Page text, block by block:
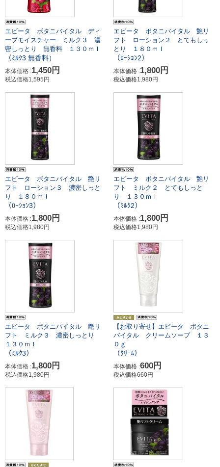
エビータ ボタニバイタル ディ
ープモイスチャー ミルク３ 濃
密しっとり 無香料 １３０ｍｌ
（ﾐﾙｸ3 無香料）
本体価格 :1,450円
税込価格1,595円
エビータ ボタニバイタル 艶リ
フト ローション２ とてもしっ
とり １８０ｍｌ
（ﾛｰｼｮﾝ2）
本体価格 :1,800円
税込価格1,980円
エビータ ボタニバイタル 艶リ
フト ローション３ 濃密しっと
り １８０ｍｌ
（ﾛｰｼｮﾝ3）
本体価格 :1,800円
税込価格1,980円
エビータ ボタニバイタル 艶リ
フト ミルク２ とてもしっと
り １３０ｍｌ
（ﾐﾙｸ2）
本体価格 :1,800円
税込価格1,980円
エビータ ボタニバイタル 艶リ
フト ミルク３ 濃密しっとり
１３０ｍｌ
（ﾐﾙｸ3）
本体価格 :1,800円
税込価格1,980円
【お取り寄せ】エビータ ボタニ
バイタル クリームソープ １３
０ｇ
（ｸﾘｰﾑ）
本体価格 :600円
税込価格660円